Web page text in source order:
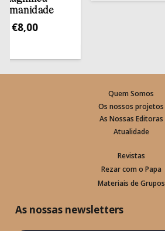
Quem Somos
Os nossos projetos
As Nossas Editoras
Atualidade
Revistas
Rezar com o Papa
Materiais de Grupos
As nossas newsletters